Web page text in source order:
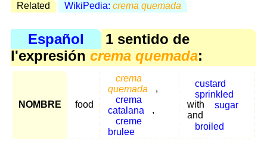
Related WikiPedia: crema quemada
Español
1 sentido de
l'expresión crema quemada:
NOMBRE food
crema
quemada
,
crema
catalana
,
creme
brulee
custard
sprinkled
with
sugar
and
broiled